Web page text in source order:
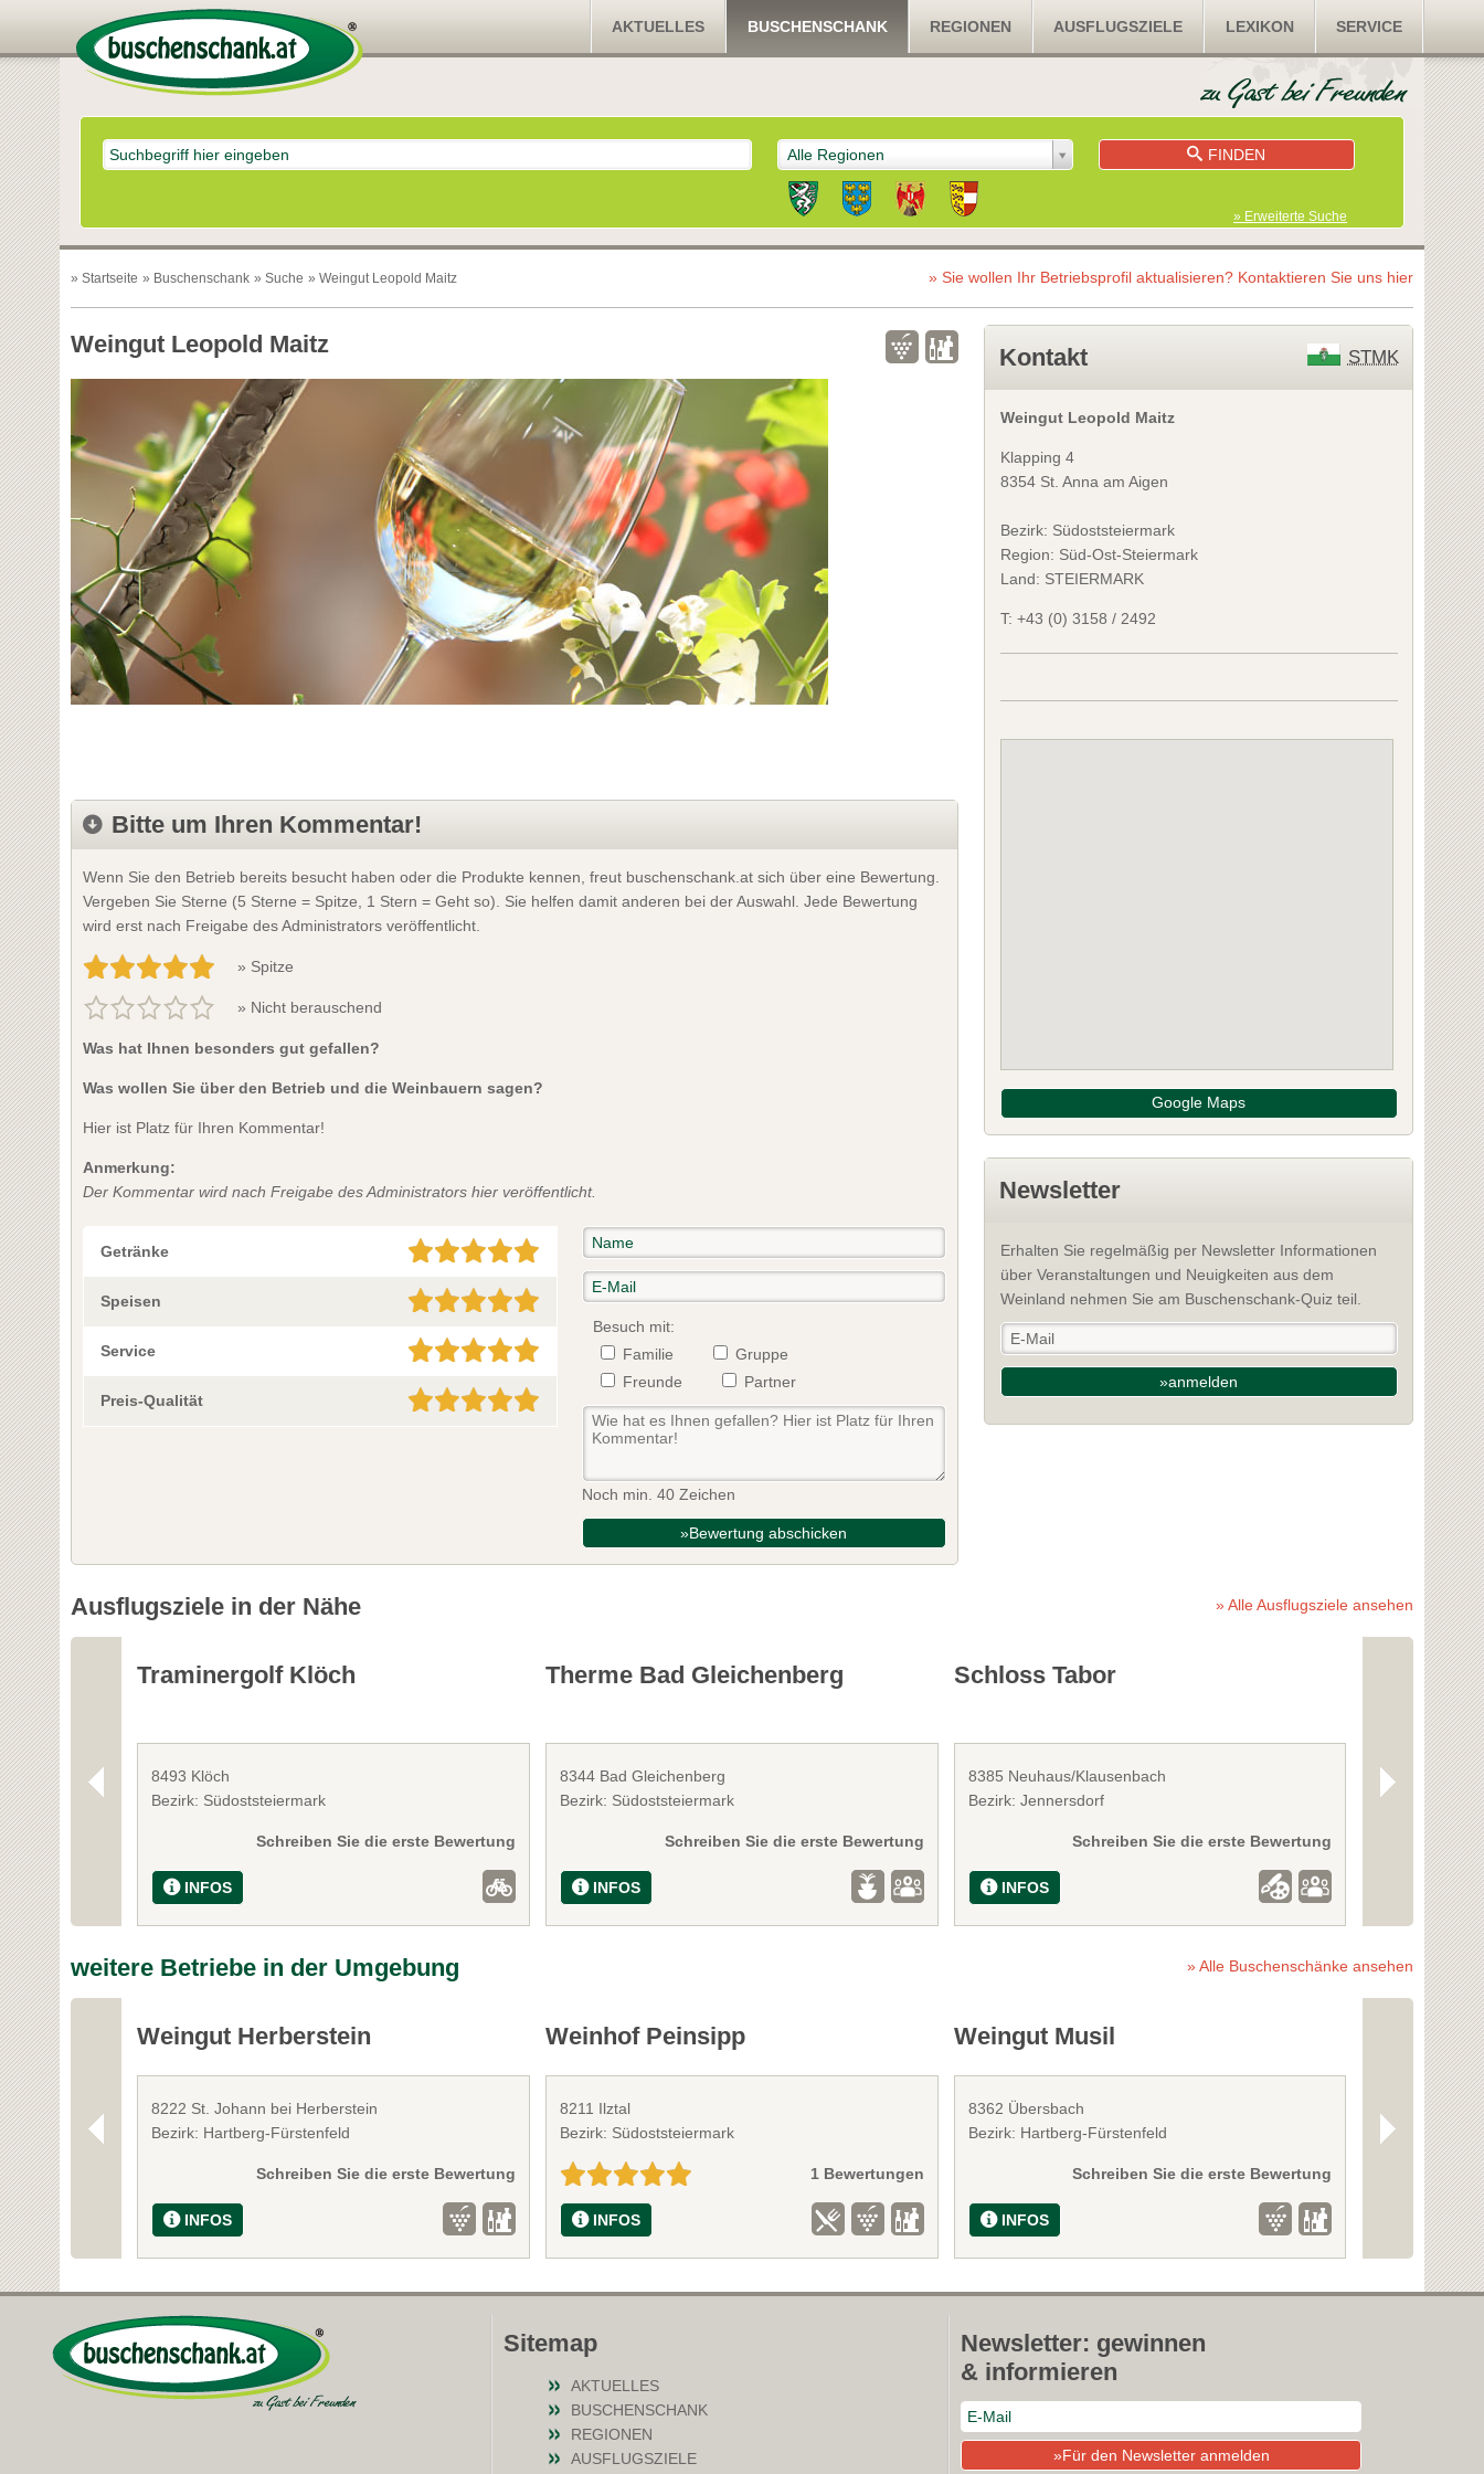
AKTUELLES BUSCHENSCHANK REGIONEN AUSFLUGSZIELE LEXIKON SERVICE
Alle Regionen FINDEN
» Erweiterte Suche
» Startseite » Buschenschank » Suche » Weingut Leopold Maitz
Weingut Leopold Maitz
Bitte um Ihren Kommentar!
Wenn Sie den Betrieb bereits besucht haben oder die Produkte kennen, freut buschenschank.at sich über eine Bewertung.
Vergeben Sie Sterne (5 Sterne = Spitze, 1 Stern = Geht so). Sie helfen damit anderen bei der Auswahl. Jede Bewertung
wird erst nach Freigabe des Administrators veröffentlicht.
» Spitze
» Nicht berauschend
Was hat Ihnen besonders gut gefallen?
Was wollen Sie über den Betrieb und die Weinbauern sagen?
Hier ist Platz für Ihren Kommentar!
Anmerkung:
Der Kommentar wird nach Freigabe des Administrators hier veröffentlicht.
Getränke
Speisen
Service
Preis-Qualität
Besuch mit:
Familie
Gruppe
Freunde
Partner
Noch min. 40 Zeichen
»Bewertung abschicken
» Sie wollen Ihr Betriebsprofil aktualisieren? Kontaktieren Sie uns hier
Kontakt STMK
Weingut Leopold Maitz
Klapping 4
8354 St. Anna am Aigen
Bezirk: Südoststeiermark
Region: Süd-Ost-Steiermark
Land: STEIERMARK
T: +43 (0) 3158 / 2492
Google Maps
Newsletter
Erhalten Sie regelmäßig per Newsletter Informationen
über Veranstaltungen und Neuigkeiten aus dem
Weinland nehmen Sie am Buschenschank-Quiz teil.
»anmelden
Ausflugsziele in der Nähe » Alle Ausflugsziele ansehen
Traminergolf Klöch
8493 Klöch
Bezirk: Südoststeiermark
Schreiben Sie die erste Bewertung
INFOS
Therme Bad Gleichenberg
8344 Bad Gleichenberg
Bezirk: Südoststeiermark
Schreiben Sie die erste Bewertung
INFOS
Schloss Tabor
8385 Neuhaus/Klausenbach
Bezirk: Jennersdorf
Schreiben Sie die erste Bewertung
INFOS
Styrassic
8344 Bad
Bezirk:
INFOS
weitere Betriebe in der Umgebung » Alle Buschenschänke ansehen
Weingut Herberstein
8222 St. Johann bei Herberstein
Bezirk: Hartberg-Fürstenfeld
Schreiben Sie die erste Bewertung
INFOS
Weinhof Peinsipp
8211 Ilztal
Bezirk: Südoststeiermark
1 Bewertungen
INFOS
Weingut Musil
8362 Übersbach
Bezirk: Hartberg-Fürstenfeld
Schreiben Sie die erste Bewertung
INFOS
Kohlroser
8480 Mureck
Bezirk:
INFOS
Sitemap
AKTUELLES
BUSCHENSCHANK
REGIONEN
AUSFLUGSZIELE
Newsletter: gewinnen
& informieren
»Für den Newsletter anmelden